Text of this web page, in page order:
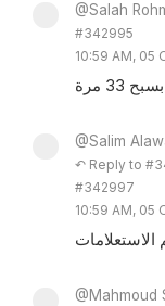
@Salah
#342995
10:59 AM, 05
بسبح 33 مرة
@Salim
↶ Reply to
#342997
10:59 AM, 05
@Mahmoud